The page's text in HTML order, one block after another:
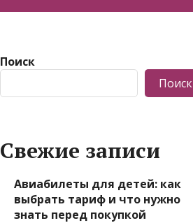
Поиск
Поиск
Свежие записи
Авиабилеты для детей: как
выбрать тариф и что нужно
знать перед покупкой